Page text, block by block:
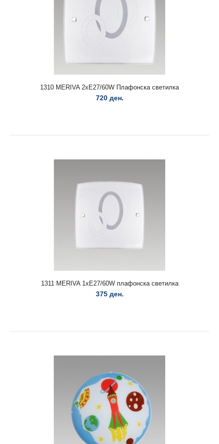
12073 TROY 4xGU10/50W,NS таванска светилка..
1306 EVO 2xE27/60W плафонска светилка
575 ден.
1310 MERIVA 2xE27/60W Плафонска светилка
720 ден.
1311 MERIVA 1xE27/60W плафонска светилка
375 ден.